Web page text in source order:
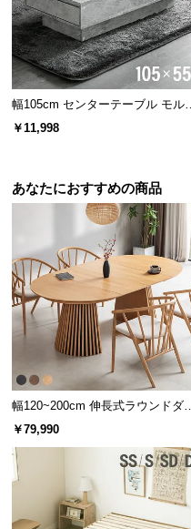
o.,
幅105cm センターテーブル モルタ
ル調 大容量収納付き スライド引き
￥11,998
あなたにおすすめの商品
幅120~200cm 伸長式ラウンドダイ
ニングテーブル 6人掛け 天然木突
板 美しい格子デザイン
￥79,990